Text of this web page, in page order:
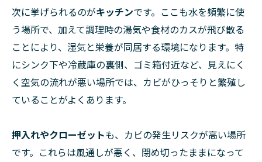
次に挙げられるのがキッチンです。ここも水を頻繁に使
う場所で、加えて調理時の湯気や食材のカスが飛び散る
ことにより、湿気と栄養が同居する環境になります。特
にシンク下や冷蔵庫の裏側、ゴミ箱付近など、見えにく
く空気の流れが悪い場所では、カビがひっそりと繁殖し
ていることがよくあります。
押入れやクローゼットも、カビの発生リスクが高い場所
です。これらは風通しが悪く、閉め切ったままになって